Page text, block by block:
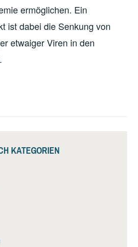
ermöglichen. Ein
ist dabei die Senkung von
etwaiger Viren in den
KATEGORIEN